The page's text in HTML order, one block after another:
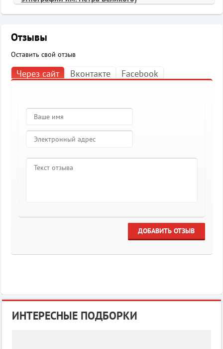
Отзывы
Оставить свой отзыв
Через сайт Вконтакте Facebook
ДОБАВИТЬ ОТЗЫВ
ИНТЕРЕСНЫЕ ПОДБОРКИ